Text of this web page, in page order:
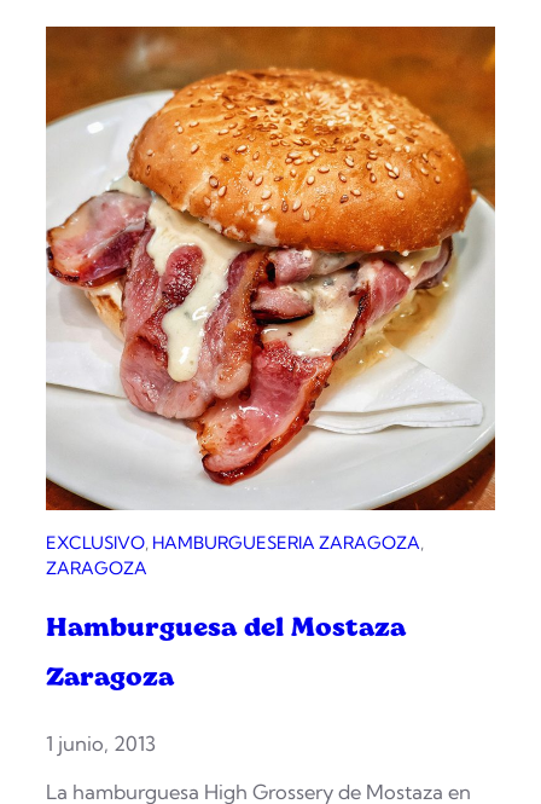
a
d
e
a
r
n
e
EXCLUSIVO, HAMBURGUESERIA ZARAGOZA
ZARAGOZA
Hamburguesa del Mostaza
Zaragoza
1 junio, 2013
La hamburguesa High Grossery de Mostaza en